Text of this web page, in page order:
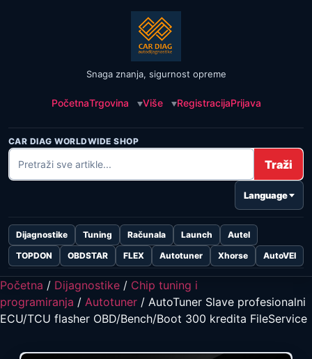
Snaga znanja, sigurnost opreme
PočetnaTrgovina Više RegistracijaPrijava
CAR DIAG WORLDWIDE SHOP
Traži
Language
Dijagnostike Tuning Računala Launch
Autel
TOPDON
OBDSTAR FLEX Autotuner Xhorse AutoVEI
Početna / Dijagnostike / Chip tuning i
programiranja / Autotuner / AutoTuner Slave profesionalni
ECU/TCU flasher OBD/Bench/Boot 300 kredita FileService